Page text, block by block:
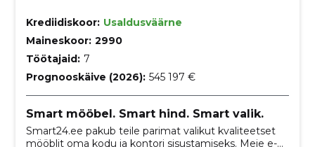
Krediidiskoor: Usaldusväärne
Maineskoor: 2990
Töötajaid: 7
Prognooskäive (2026): 545 197 €
Smart mööbel. Smart hind. Smart valik.
Smart24.ee pakub teile parimat valikut kvaliteetset
mööblit oma kodu ja kontori sisustamiseks. Meie e-